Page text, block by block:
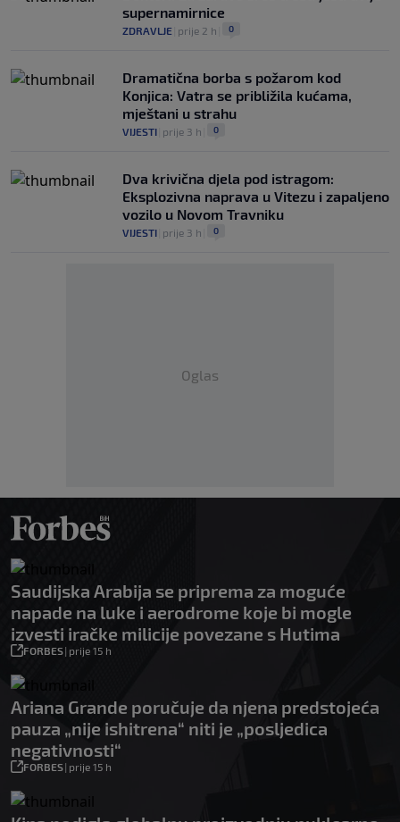
supernamirnice
ZDRAVLJE prije 2 h 0
Dramatična borba s požarom kod
Konjica: Vatra se približila kućama,
mještani u strahu
VIJESTI prije 3 h 0
Dva krivična djela pod istragom:
Eksplozivna naprava u Vitezu i zapaljeno
vozilo u Novom Travniku
VIJESTI prije 3 h 0
Oglas
Saudijska Arabija se priprema za moguće
napade na luke i aerodrome koje bi mogle
izvesti iračke milicije povezane s Hutima
FORBES| prije 15 h
Ariana Grande poručuje da njena predstojeća
pauza „nije ishitrena“ niti je „posljedica
negativnosti“
FORBES| prije 15 h